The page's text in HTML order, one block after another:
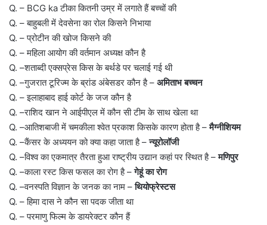
Q. – BCG ka टीका कितनी उम्र में लगाते हैं बच्चों की
Q. – बाहुबली में देवसेना का रोल किसने निभाया
Q. – प्रोटीन की खोज किसने की
Q. – महिला आयोग की वर्तमान अध्यक्ष कौन है
Q. –शताब्दी एक्सप्रेस किस के बर्थडे पर चलाई गई थी
Q. –गुजरात टूरिज्म के ब्रांड अंबेसडर कौन है – अमिताभ बच्चन
Q. – इलाहाबाद हाई कोर्ट के जज कौन है
Q. –राशिद खान ने आईपीएल में कौन सी टीम के साथ खेला था
Q. –आतिशबाजी में चमकीला श्वेत प्रकाश किसके कारण होता है –मैग्नीशियम
Q. –कैंसर के अध्ययन को क्या कहा जाता है –न्यूरोलॉजी
Q. –विश्व का एकमात्र तैरता हुआ राष्ट्रीय उद्यान कहां पर स्थित है –मणिपुर
Q. –काला रस्ट किस फसल का रोग है –गेहूं का रोग
Q. –वनस्पति विज्ञान के जनक का नाम –थियोफ्रेस्टस
Q. – हिमा दास ने कौन सा पदक जीता था
Q. – परमाणु फिल्म के डायरेक्टर कौन हैं